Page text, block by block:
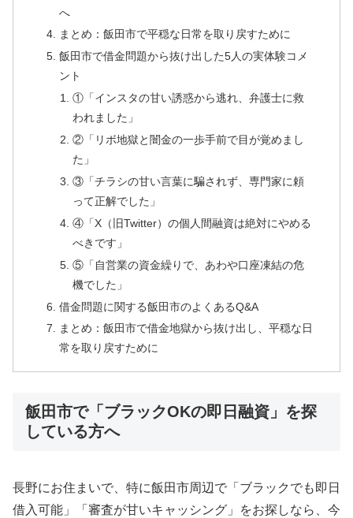
へ
まとめ：飯田市で平穏な日常を取り戻すために
飯田市で借金問題から抜け出した5人の実体験コメ
ント
①「インスタの甘い誘惑から逃れ、弁護士に救
われました」
②「リボ地獄と闇金の一歩手前で目が覚めまし
た」
③「チラシの甘い言葉に騙されず、専門家に頼
って正解でした」
④「X（旧Twitter）の個人間融資は絶対にやめる
べきです」
⑤「自営業の資金繰りで、あわや口座凍結の危
機でした」
借金問題に関する飯田市のよくあるQ&A
まとめ：飯田市で借金地獄から抜け出し、平穏な日
常を取り戻すために
飯田市で「ブラックOKの即日融資」を探
している方へ
長野にお住まいで、特に飯田市周辺で「ブラックでも即日
借入可能」「審査が甘いキャッシング」をお探しなら、今